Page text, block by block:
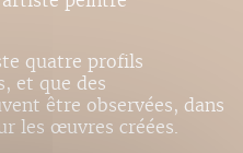
quatre profils
et que des
être observées, dans
les œuvres créées.